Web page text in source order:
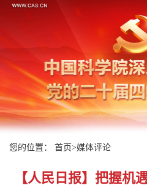
您的位置： 首页>媒体评论
【人民日报】把握机